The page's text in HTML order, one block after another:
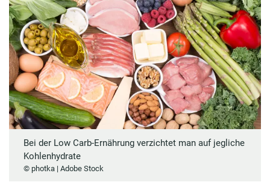
Bei der Low Carb-Ernährung verzichtet man auf jegliche
Kohlenhydrate
© photka | Adobe Stock